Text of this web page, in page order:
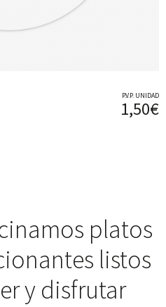
P.V.P. UNIDAD
1,50€
platos
listos
y disfrutar